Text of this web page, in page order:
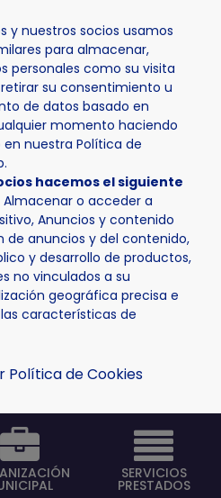
y nuestros socios usamos
para almacenar,
personales como su visita
su consentimiento u
de datos basado en
momento haciendo
nuestra Política de
hacemos el siguiente
Almacenar o acceder a
Anuncios y contenido
de anuncios y del contenido,
y desarrollo de productos,
no vinculados a su
geográfica precisa e
características de
Política de Cookies
Trámites
SERVICIOS
PRESTADOS